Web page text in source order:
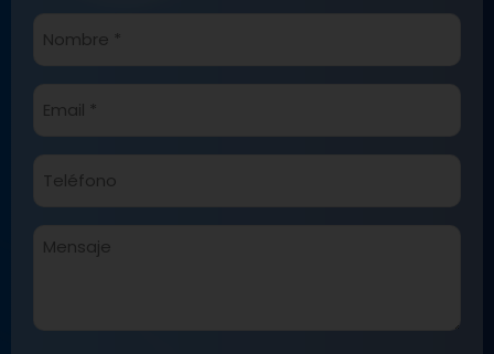
Nombre
Email
Teléfono*
Mensaje